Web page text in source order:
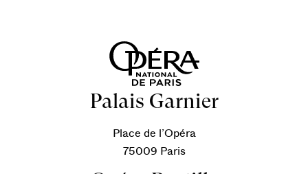
Palais Garnier
Place de l’Opéra
75009 Paris